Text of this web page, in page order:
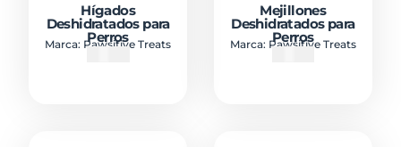
Hígados
Deshidratados para
Perros
Marca: Pawsitive Treats
Mejillones
Deshidratados para
Perros
Marca: Pawsitive Treats